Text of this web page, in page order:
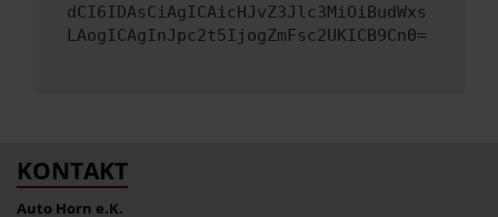
dCI6IDAsCiAgICAicHJvZ3Jlc3MiOiBudWxs
LAogICAgInJpc2t5IjogZmFsc2UKICB9Cn0=
KONTAKT
Auto Horn e.K.